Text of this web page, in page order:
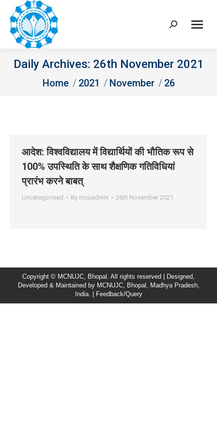
Search:
Daily Archives: 26th November 2021
You are here:
Home 2021 November 26
आदेश: विश्‍वविद्यालय में विद्यार्थियों की भौतिक रूप से
100% उपस्थिति के साथ शैक्षणिक गतिविधियां
प्रारंभ करने बाबत्
Uncategorised By mcuadmin 26th November 2021
Copyright © MCNUJC, Bhopal. All rights reserved | Designed,
Developed & Maintained by MCNUJC, Bhopal, Madhya Pradesh,
India. |
Feedback/Query